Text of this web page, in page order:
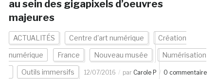
au sein des gigapixels d’oeuvres
majeures
ACTUALITÉS Centre d'art numérique Création
numérique France Nouveau musée Numérisation
Outils immersifs 12/07/2016 par Carole P 0 commentaire